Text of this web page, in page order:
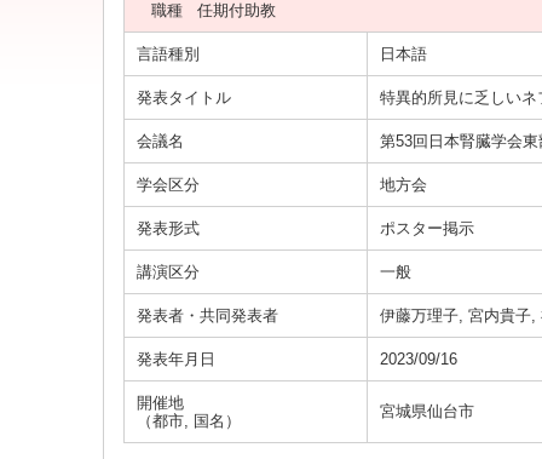
職種
任期付助教
言語種別 日本語
発表タイトル 特異的所見に乏しい
会議名 第53回日本腎臓学会
学会区分 地方会
発表形式 ポスター掲示
講演区分 一般
発表者・共同発表者 伊藤万理子, 宮内貴子
発表年月日 2023/09/16
開催地
（都市, 国名）
宮城県仙台市